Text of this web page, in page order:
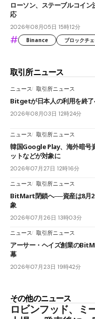
ローソン、ステーブルコイ
応
2026年08月05日 15時12分
# Binance ブロックチ
取引所ニュース
ニュース 取引所ニュース
Bitgetが日本人の利用を終
2026年08月03日 12時24分
ニュース 取引所ニュース
韓国Google Play、海外暗号
ットなどが対象に
2026年07月27日 12時16分
ニュース 取引所ニュース
BitMart閉鎖へ──資産は8月
象
2026年07月26日 13時03分
ニュース 取引所ニュース
アーサー・ヘイズ創業の
幕
2026年07月23日 19時42分
その他のニュース
ロビンフッド、ミ